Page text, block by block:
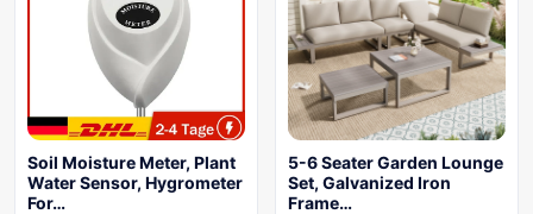
Soil Moisture Meter, Plant
Water Sensor, Hygrometer
For…
5-6 Seater Garden Lounge
Set, Galvanized Iron
Frame…